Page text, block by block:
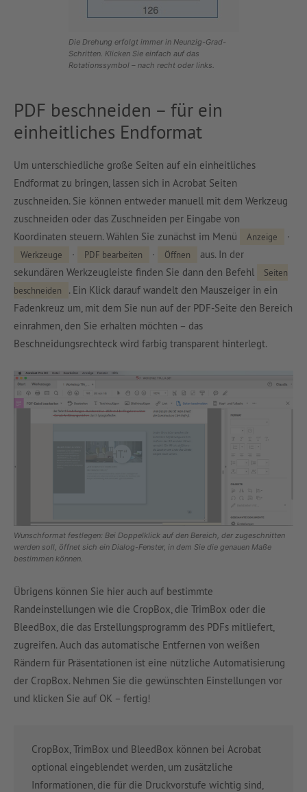
Die Drehung erfolgt immer in Neunzig-Grad-
Schritten. Klicken Sie einfach auf das
Rotationssymbol – nach recht oder links.
PDF beschneiden – für ein
einheitliches Endformat
Um unterschiedliche große Seiten auf ein einheitliches
Endformat zu bringen, lassen sich in Acrobat Seiten
zuschneiden. Sie können entweder manuell mit dem Werkzeug
zuschneiden oder das Zuschneiden per Eingabe von
Koordinaten steuern. Wählen Sie zunächst im Menü
Anzeige ·
Werkzeuge · PDF bearbeiten · Öffnen
aus. In der
sekundären Werkzeugleiste finden Sie dann den Befehl
Seiten
beschneiden
. Ein Klick darauf wandelt den Mauszeiger in ein
Fadenkreuz um, mit dem Sie nun auf der PDF-Seite den Bereich
einrahmen, den Sie erhalten möchten – das
Beschneidungsrechteck wird farbig transparent hinterlegt.
Wunschformat festlegen: Bei Doppelklick auf den Bereich, der zugeschnitten
werden soll, öffnet sich ein Dialog-Fenster, in dem Sie die genauen Maße
bestimmen können.
Übrigens können Sie hier auch auf bestimmte
Randeinstellungen wie die CropBox, die TrimBox oder die
BleedBox, die das Erstellungsprogramm des PDFs mitliefert,
zugreifen. Auch das automatische Entfernen von weißen
Rändern für Präsentationen ist eine nützliche Automatisierung
der CropBox. Nehmen Sie die gewünschten Einstellungen vor
und klicken Sie auf OK – fertig!
CropBox, TrimBox und BleedBox können bei Acrobat
optional eingeblendet werden, um zusätzliche
Informationen, die für die Druckvorstufe wichtig sind,